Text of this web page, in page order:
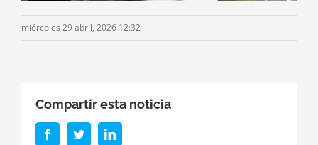
miércoles 29 abril, 2026 12:32
Compartir esta noticia
FacebookTwitterLinkedIn